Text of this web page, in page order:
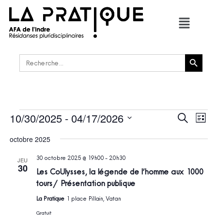
Rechercher : Bouton de recherche
VUES
Recherche
de
Liste
10/30/2025 - 04/17/2026
une
octobre 2025
JEU
30
Les CoUlysses, la légende de l’homme aux 1000
tours / Présentation publique
30 octobre 2025 @ 19h00- 20h30
La Pratique 1 place Pillain, Vatan
Gratuit